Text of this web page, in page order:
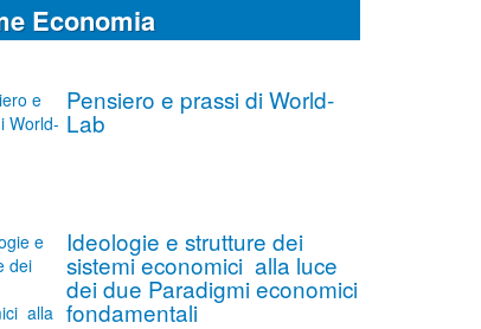
Economia
Pensiero e prassi di World-
Lab
Ideologie e strutture dei
sistemi economici alla luce
dei due Paradigmi economici
fondamentali